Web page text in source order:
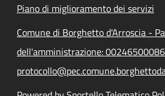
Piano di miglioramento dei servizi
Comune di Borghetto d'Arroscia -
dell'amministrazione: